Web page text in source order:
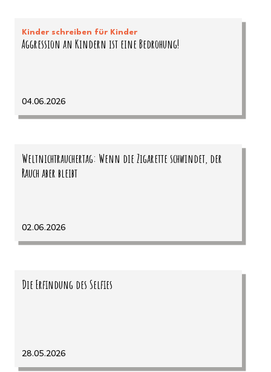
Kinder schreiben für Kinder
Aggression an Kindern ist eine Bedrohung!
04.06.2026
Weltnichtrauchertag: Wenn die Zigarette schwindet, der
Rauch aber bleibt
02.06.2026
Die Erfindung des Selfies
28.05.2026